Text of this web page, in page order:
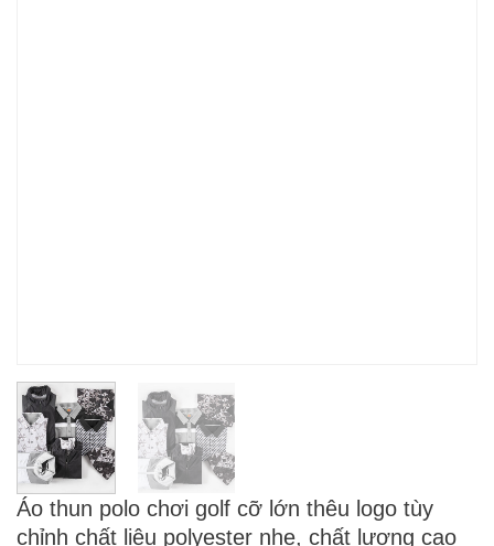
Áo thun polo chơi golf cỡ lớn thêu logo tùy
chỉnh chất liệu polyester nhẹ, chất lượng cao